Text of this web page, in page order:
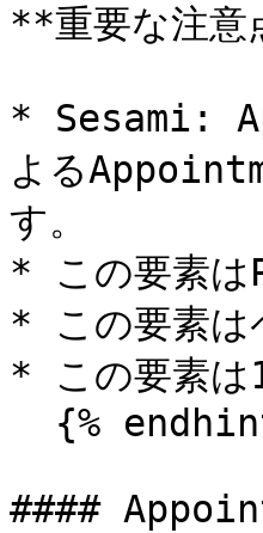
**重要な注
* Sesami:
よる
す。
* この要素は
* この要素は
* この要素は
####